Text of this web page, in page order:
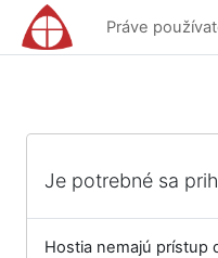
Preskočiť na hlavný obsah
Práve
Je potrebné sa
Hostia nemajú prístup